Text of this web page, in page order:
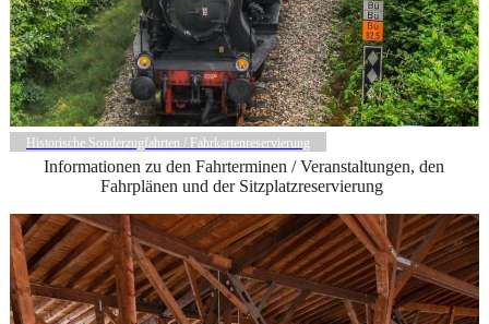
Historische Sonderzugfahrten / Fahrkartenreservierung
Informationen zu den Fahrterminen / Veranstaltungen, den
Fahrplänen und der Sitzplatzreservierung